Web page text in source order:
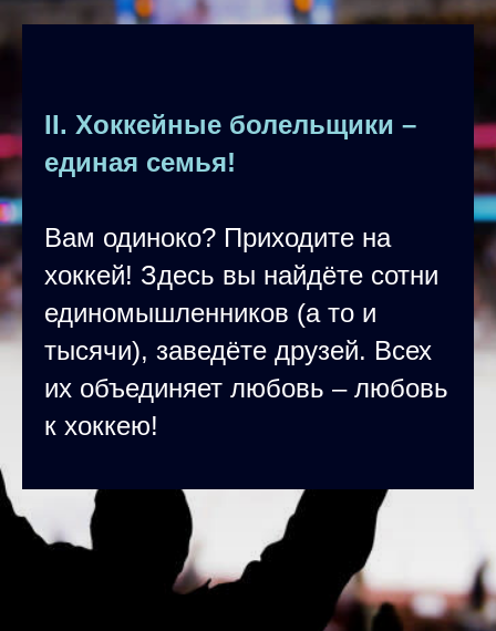
II. Хоккейные болельщики –
единая семья!
Вам одиноко? Приходите на
хоккей! Здесь вы найдёте сотни
единомышленников (а то и
тысячи), заведёте друзей. Всех
их объединяет любовь – любовь
к хоккею!